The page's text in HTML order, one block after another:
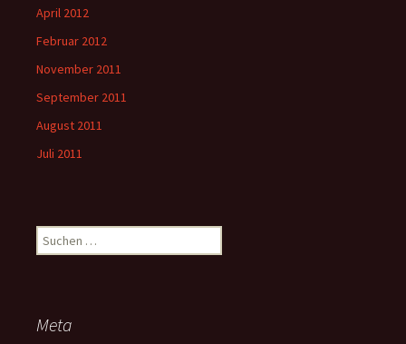
April 2012
Februar 2012
November 2011
September 2011
August 2011
Juli 2011
Suchen
nach:
Meta